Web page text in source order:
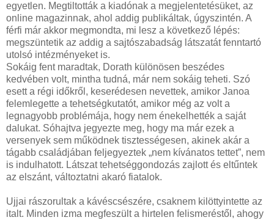
egyetlen. Megtiltották a kiadónak a megjelentetésüket, az
online magazinnak, ahol addig publikáltak, úgyszintén. A
férfi már akkor megmondta, mi lesz a következő lépés:
megszüntetik az addig a sajtószabadság látszatát fenntartó
utolsó intézményeket is.
Sokáig fent maradtak, Dorath különösen beszédes
kedvében volt, mintha tudná, már nem sokáig teheti. Szó
esett a régi időkről, keserédesen nevettek, amikor Janoa
felemlegette a tehetségkutatót, amikor még az volt a
legnagyobb problémája, hogy nem énekelhették a saját
dalukat. Sóhajtva jegyezte meg, hogy ma már ezek a
versenyek sem működnek tisztességesen, akinek akár a
tágabb családjában feljegyeztek „nem kívánatos tettet”, nem
is indulhatott. Látszat tehetséggondozás zajlott és eltűntek
az elszánt, változtatni akaró fiatalok.
Ujjai rászorultak a kávéscsészére, csaknem kilöttyintette az
italt. Minden izma megfeszült a hirtelen felismeréstől, ahogy